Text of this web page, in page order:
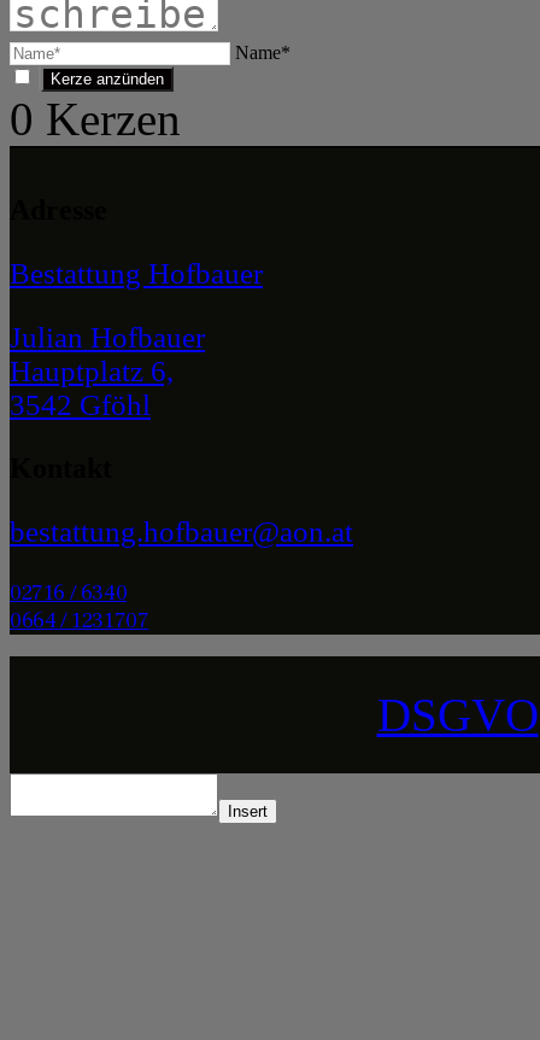
Name*
0 Kerzen
Bestattung Hofbauer
Julian Hofbauer
Hauptplatz 6,
3542 Gföhl
bestattung.hofbauer@aon.at
02716 / 6340
0664 / 1231707
DSGVO
Insert